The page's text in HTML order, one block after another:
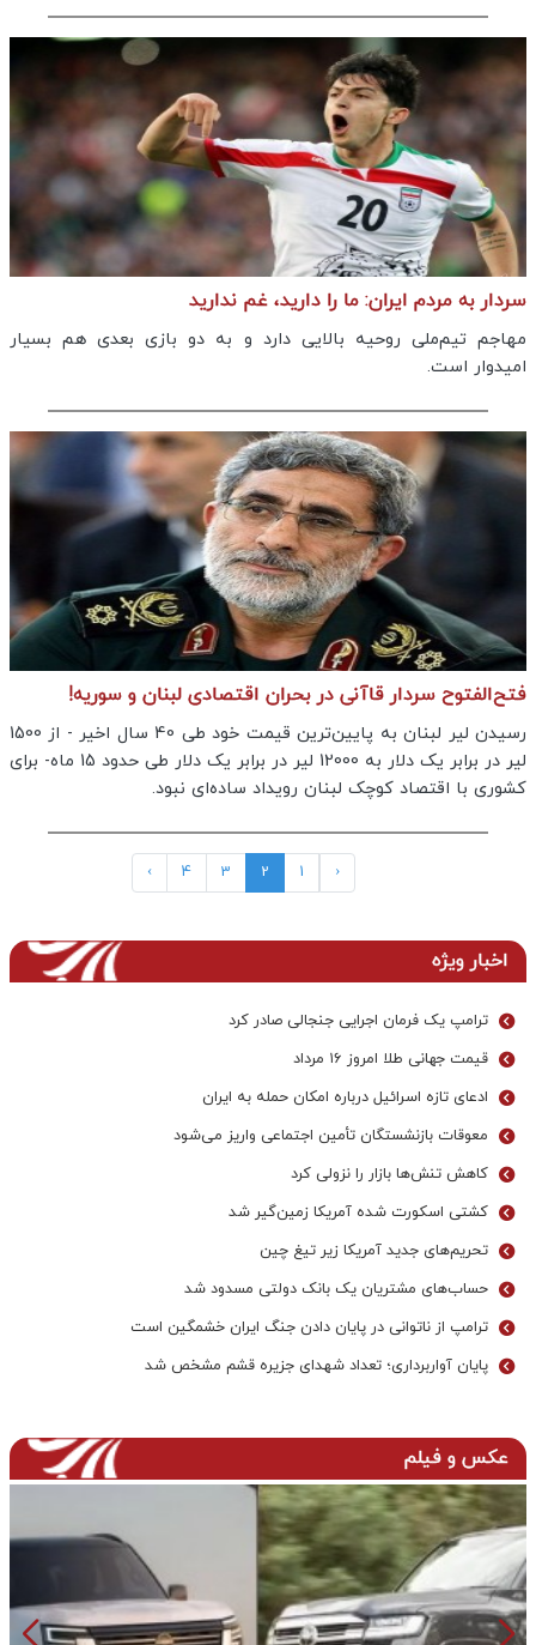
سردار به مردم ایران: ما را دارید، غم ندارید
مهاجم تیم‌ملی روحیه بالایی دارد و به دو بازی بعدی هم بسیار
امیدوار است.
فتح‌الفتوح سردار قاآنی در بحران اقتصادی لبنان و سوریه!
رسیدن لیر لبنان به پایین‌ترین قیمت خود طی 40 سال اخیر - از 1500
لیر در برابر یک دلار به 12000 لیر در برابر یک دلار طی حدود 15 ماه- برای
کشوری با اقتصاد کوچک لبنان رویداد ساده‌ای نبود.
‹
1
2
3
4
›
اخبار ویژه
ترامپ یک فرمان اجرایی جنجالی صادر کرد
قیمت جهانی طلا امروز ۱۶ مرداد
ادعای تازه اسرائیل درباره امکان حمله به ایران
معوقات بازنشستگان تأمین اجتماعی واریز می‌شود
کاهش تنش‌ها بازار را نزولی کرد
کشتی اسکورت شده آمریکا زمین‌گیر شد
تحریم‌های جدید آمریکا زیر تیغ چین
حساب‌های مشتریان یک بانک‌ دولتی مسدود شد
ترامپ از ناتوانی در پایان دادن جنگ ایران خشمگین است
پایان آواربرداری؛ تعداد شهدای جزیره قشم مشخص شد
عکس و فیلم